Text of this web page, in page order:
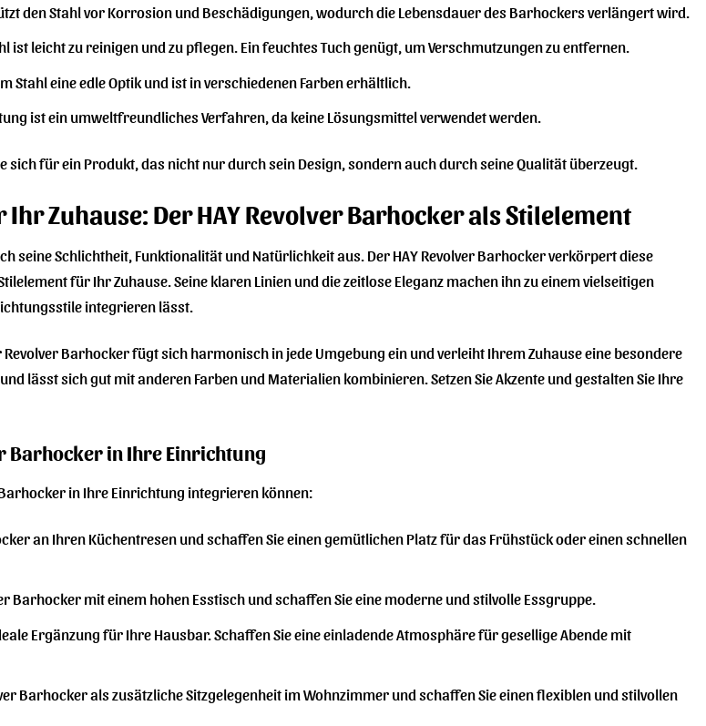
den Stahl vor Korrosion und Beschädigungen, wodurch die Lebensdauer des Barhockers verlängert wird.
ist leicht zu reinigen und zu pflegen. Ein feuchtes Tuch genügt, um Verschmutzungen zu entfernen.
Stahl eine edle Optik und ist in verschiedenen Farben erhältlich.
ist ein umweltfreundliches Verfahren, da keine Lösungsmittel verwendet werden.
sich für ein Produkt, das nicht nur durch sein Design, sondern auch durch seine Qualität überzeugt.
Zuhause: Der HAY Revolver Barhocker als Stilelement
seine Schlichtheit, Funktionalität und Natürlichkeit aus. Der HAY Revolver Barhocker verkörpert diese
für Ihr Zuhause. Seine klaren Linien und die zeitlose Eleganz machen ihn zu einem vielseitigen
integrieren lässt.
Barhocker fügt sich harmonisch in jede Umgebung ein und verleiht Ihrem Zuhause eine besondere
lässt sich gut mit anderen Farben und Materialien kombinieren. Setzen Sie Akzente und gestalten Sie Ihre
Barhocker in Ihre Einrichtung
in Ihre Einrichtung integrieren können:
an Ihren Küchentresen und schaffen Sie einen gemütlichen Platz für das Frühstück oder einen schnellen
Barhocker mit einem hohen Esstisch und schaffen Sie eine moderne und stilvolle Essgruppe.
Ergänzung für Ihre Hausbar. Schaffen Sie eine einladende Atmosphäre für gesellige Abende mit
Barhocker als zusätzliche Sitzgelegenheit im Wohnzimmer und schaffen Sie einen flexiblen und stilvollen